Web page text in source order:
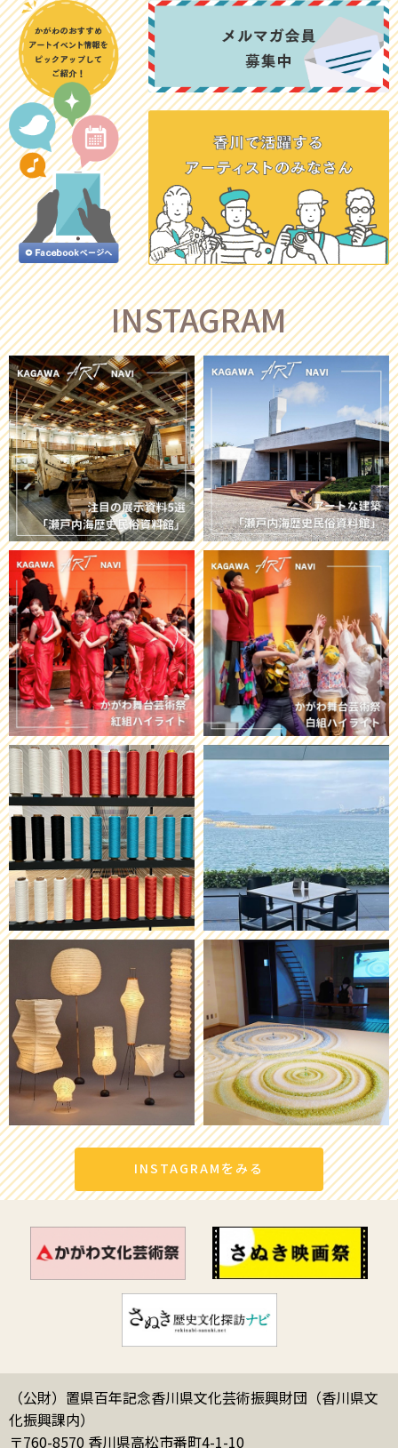
INSTAGRAM
INSTAGRAMをみる
（公財）置県百年記念香川県文化芸術振興財団（香川県文
化振興課内）
〒760-8570 香川県高松市番町4-1-10